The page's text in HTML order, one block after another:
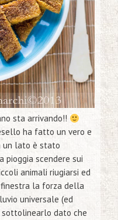
sta arrivando!!
ha fatto un vero e
un lato è stato
pioggia scendere sui
animali riugiarsi ed
la forza della
universale (ed
sottolinearlo dato che